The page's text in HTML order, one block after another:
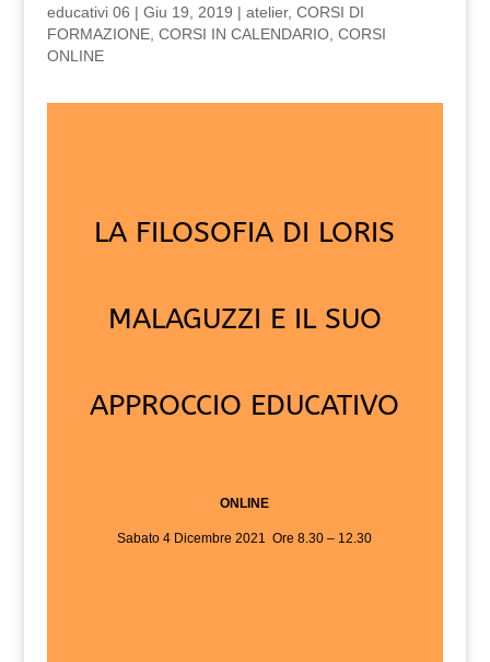
educativi 06 | Giu 19, 2019 | atelier, CORSI DI
FORMAZIONE, CORSI IN CALENDARIO, CORSI
ONLINE
LA FILOSOFIA DI LORIS
MALAGUZZI E IL SUO
APPROCCIO EDUCATIVO
ONLINE
Sabato 4 Dicembre 2021 Ore 8.30 – 12.30